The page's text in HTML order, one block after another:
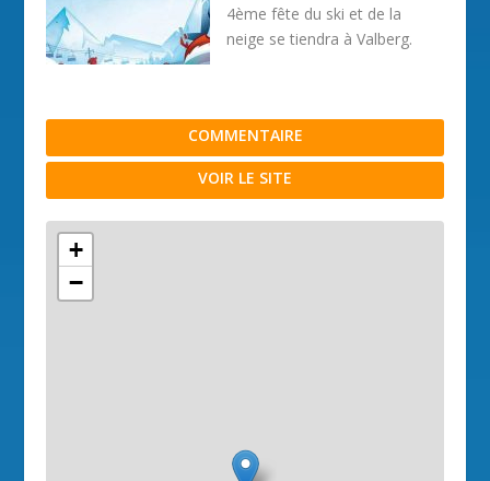
4ème fête du ski et de la
neige se tiendra à Valberg.
COMMENTAIRE
VOIR LE SITE
+
−